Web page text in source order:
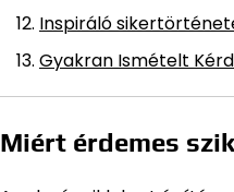
Inspiráló
Gyakran Ismételt
Miért érdemes